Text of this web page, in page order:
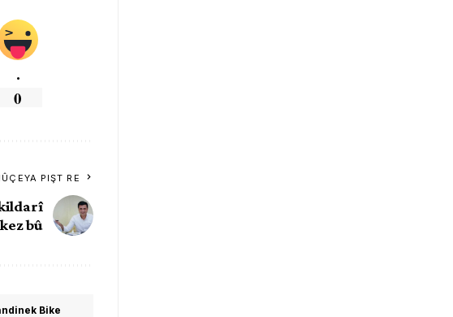
.
0
PIŞT RE
bû
Bike